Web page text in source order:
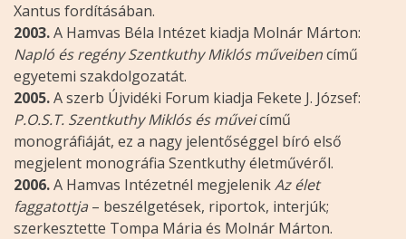
Xantus fordításában.
2003.A Hamvas Béla Intézet kiadja Molnár Márton:
Napló és regény Szentkuthy Miklós műveibencímű
egyetemi szakdolgozatát.
2005.A szerb Újvidéki Forum kiadja Fekete J. József:
P.O.S.T. Szentkuthy Miklós és műveicímű
monográfiáját, ez a nagy jelentőséggel bíró első
megjelent monográfia Szentkuthy életművéről.
2006.A Hamvas Intézetnél megjelenikAz élet
faggatottja – beszélgetések, riportok, interjúk;
szerkesztette Tompa Mária és Molnár Márton.